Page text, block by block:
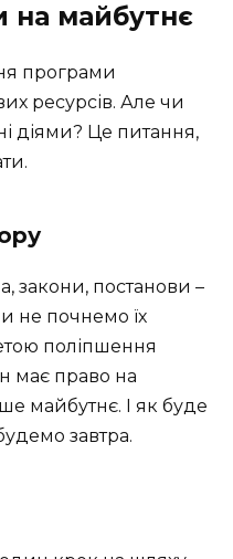
на майбутнє
програми
ресурсів. Але чи
діями? Це питання,
закони, постанови –
не почнемо їх
поліпшення
має право на
майбутнє. І як буде
завтра.